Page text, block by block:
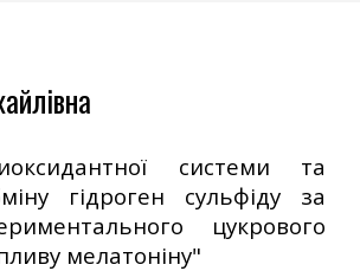
системи та
гідроген сульфіду за
цукрового
мелатоніну"